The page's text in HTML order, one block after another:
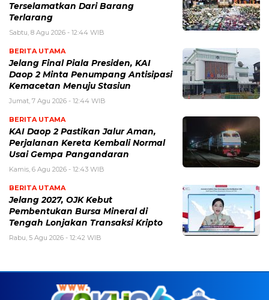
Terselamatkan Dari Barang
Terlarang
Sabtu, 8 Agu 2026 - 12:44 WIB
BERITA UTAMA
Jelang Final Piala Presiden, KAI
Daop 2 Minta Penumpang Antisipasi
Kemacetan Menuju Stasiun
Jumat, 7 Agu 2026 - 12:44 WIB
BERITA UTAMA
KAI Daop 2 Pastikan Jalur Aman,
Perjalanan Kereta Kembali Normal
Usai Gempa Pangandaran
Kamis, 6 Agu 2026 - 12:43 WIB
BERITA UTAMA
Jelang 2027, OJK Kebut
Pembentukan Bursa Mineral di
Tengah Lonjakan Transaksi Kripto
Rabu, 5 Agu 2026 - 12:42 WIB